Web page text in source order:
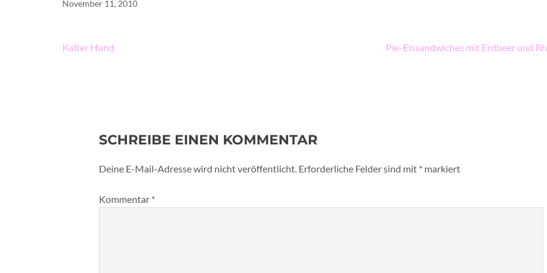
November 11, 2010
Beitragsnavigation
Kalter Hund Pie-Eissandwiches mit Erdbeer und
SCHREIBE EINEN KOMMENTAR
Deine E-Mail-Adresse wird nicht veröffentlicht. Erforderliche Felder sind mit * markiert
Kommentar *